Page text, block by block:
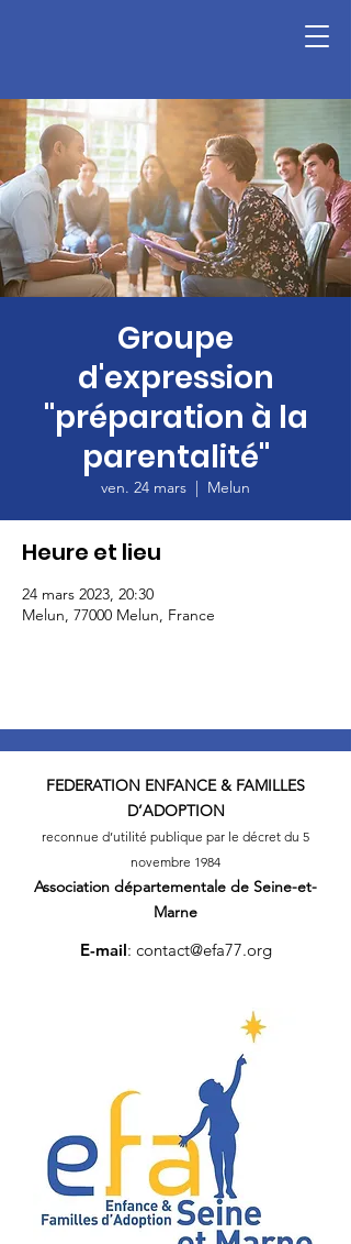
Groupe
d'expression
"préparation à la
parentalité"
ven. 24 mars
  |
Melun
Heure et lieu
24 mars 2023, 20:30
Melun, 77000 Melun, France
FEDERATION ENFANCE & FAMILLES
D’ADOPTION
reconnue d’utilité publique par le décret du 5
novembre 1984
Association départementale de Seine-et-
Marne
E-mail: contact@efa77.org